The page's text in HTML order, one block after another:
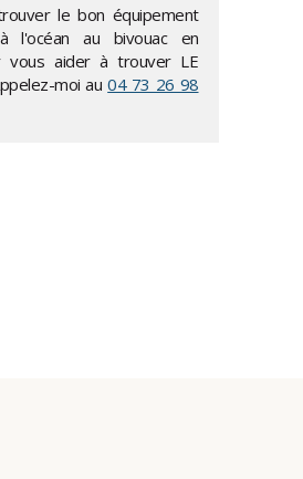
le bon équipement
l'océan au bivouac en
vous aider à trouver LE
moi au04 73 26 98